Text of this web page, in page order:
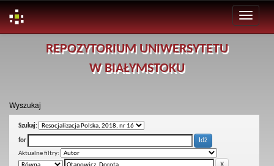
REPOZYTORIUM UNIWERSYTETU
W BIAŁYMSTOKU
Wyszukaj
Szukaj:
for
Aktualne filtry: